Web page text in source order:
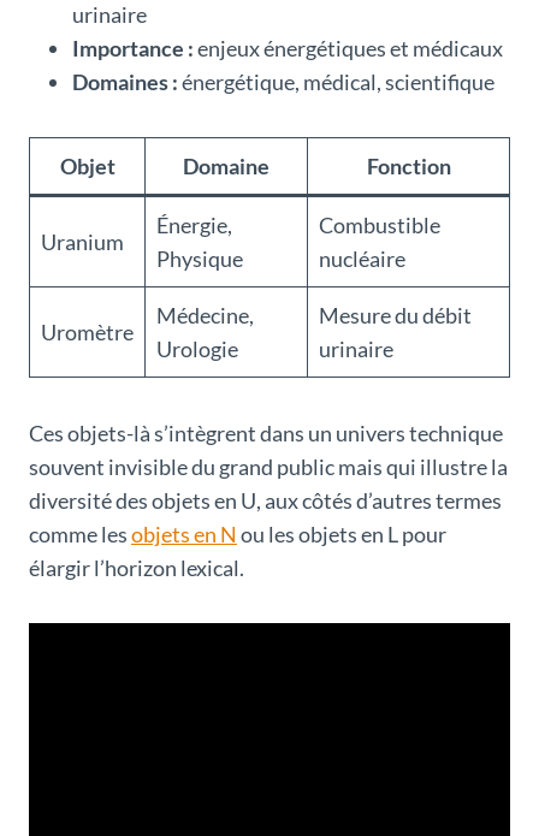
urinaire
Importance :enjeux énergétiques et médicaux
Domaines :énergétique, médical, scientifique
Objet Domaine Fonction
Uranium
Énergie,
Physique
Combustible
nucléaire
Uromètre
Médecine,
Urologie
Mesure du débit
urinaire
Ces objets-là s’intègrent dans un univers technique
souvent invisible du grand public mais qui illustre la
diversité des objets en U, aux côtés d’autres termes
comme lesobjets en N ou les objets en L pour
élargir l’horizon lexical.